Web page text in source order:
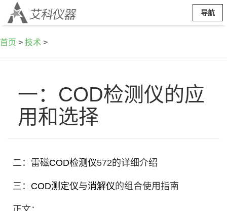
导航
首页 > 技术 >
一：COD检测仪的应
用和选择
二：雷磁COD检测仪572的详细介绍
三： COD测定仪与消解仪的组合使用指南